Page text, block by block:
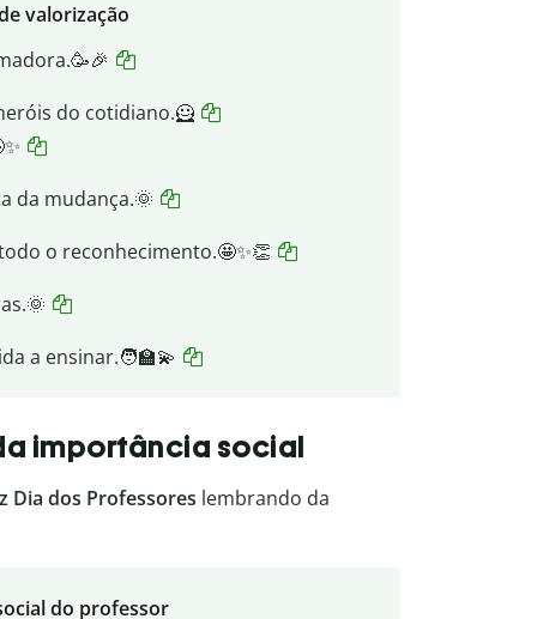
valorização
do cotidiano.🦸
da mudança.🌞
o reconhecimento.🤩✨👏
a ensinar.🧑‍🏫💫
importância social
Dia dos Professores lembrando da
do professor